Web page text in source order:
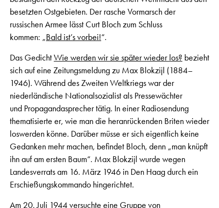
besetzten Ostgebieten. Der rasche Vormarsch der
russischen Armee lässt Curt Bloch zum Schluss
kommen: „Bald ist’s vorbei!“.
Das GedichtWie werden wir sie später wieder los? bezieht
sich auf eine Zeitungsmeldung zu Max Blokzijl (1884–
1946). Während des Zweiten Weltkriegs war der
niederländische Nationalsozialist als Pressewächter
und Propagandasprecher tätig. In einer Radiosendung
thematisierte er, wie man die heranrückenden Briten wieder
loswerden könne. Darüber müsse er sich eigentlich keine
Gedanken mehr machen, befindet Bloch, denn „man knüpft
ihn auf am ersten Baum“. Max Blokzijl wurde wegen
Landesverrats am 16. März 1946 in Den Haag durch ein
Erschießungskommando hingerichtet.
Am 20. Juli 1944 versuchte eine Gruppe von